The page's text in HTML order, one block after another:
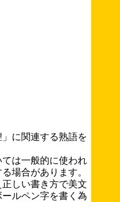
」に関連する熟語を
は一般的に使われ
場合があります。
しい書き方で美文
ルペン字を書く為